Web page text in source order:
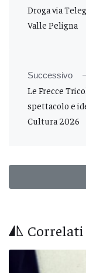
Droga via
Valle Peligna
Successivo
Le Frecce
spettacolo e
Cultura 2026
Correlati